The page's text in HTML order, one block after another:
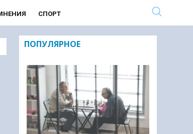
СПОРТ
ПОПУЛЯРНОЕ